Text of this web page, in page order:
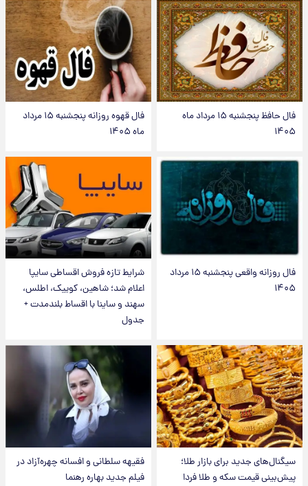
فال حافظ پنجشنبه ۱۵ مرداد ماه
۱۴۰۵
فال قهوه روزانه پنجشنبه ۱۵ مرداد
ماه ۱۴۰۵
فال روزانه واقعی پنجشنبه ۱۵ مرداد
۱۴۰۵
شرایط تازه فروش اقساطی سایپا
اعلام شد؛ شاهین، کوییک، اطلس،
سهند و ساینا با اقساط بلندمدت +
جدول
سیگنال‌های جدید برای بازار طلا؛
پیش‌بینی قیمت سکه و طلا فردا
فقیهه سلطانی و افسانه چهره‌آزاد در
فیلم جدید بهاره رهنما